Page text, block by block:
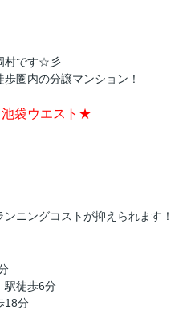
村です☆彡
圏内の分譲マンション！
袋ウエスト★
ニングコストが抑えられます！
駅徒歩6分
18分